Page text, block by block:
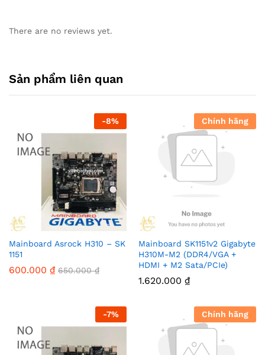
There are no reviews yet.
Sản phẩm liên quan
-8%
Mainboard Asrock H310 – SK
1151
600.000 ₫ 650.000₫
Chính hãng
Mainboard SK1151v2 Gigabyte
H310M-M2 (DDR4/VGA +
HDMI + M2 Sata/PCIe)
1.620.000 ₫
-7% Chính hãng